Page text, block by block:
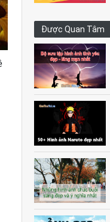
Được Quan Tâm